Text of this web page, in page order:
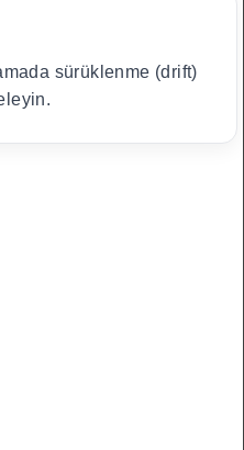
sürüklenme (drift)